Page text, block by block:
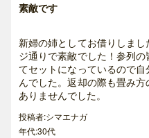
素敵です
新婦の姉としてお借りしま
ジ通りで素敵でした！参列
てセットになっているので
んでした。返却の際も畳み
ありませんでした。
投稿者:シマエナガ
年代:30代